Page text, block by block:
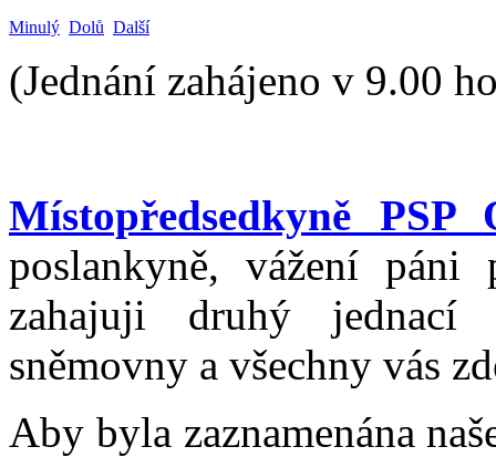
Minulý Dolů Další
(Jednání zahájeno v 9.00
Místopředsedkyně PSP
poslankyně, vážení páni
zahajuji druhý jednací
sněmovny a všechny vás
Aby byla zaznamenána